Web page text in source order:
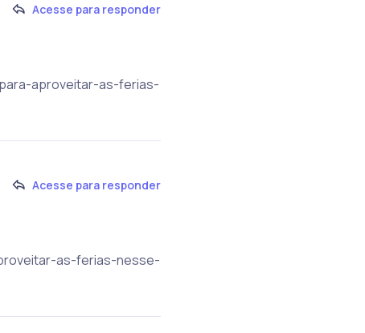
Acesse para responder
aproveitar-as-ferias-
Acesse para responder
as-ferias-nesse-